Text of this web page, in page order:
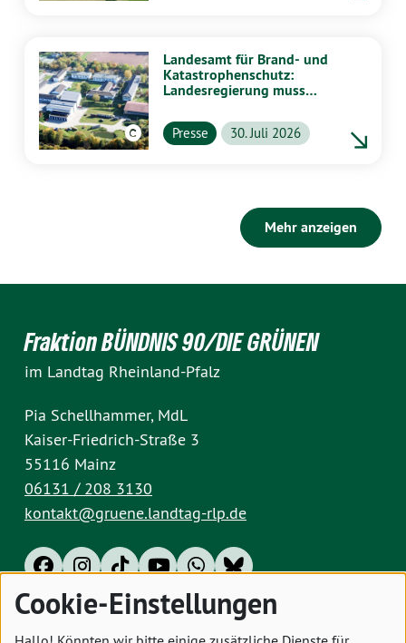
Landesamt für Brand- und
Katastrophenschutz:
Landesregierung muss
Presse 30. Juli 2026
Mehr anzeigen
Fraktion BÜNDNIS 90/DIE GRÜNEN
im Landtag Rheinland-Pfalz
Pia Schellhammer, MdL
Kaiser-Friedrich-Straße 3
55116 Mainz
06131 / 208 3130
kontakt@gruene.landtag-rlp.de
Impressum Datenschutz Cookies
Cookie-Einstellungen